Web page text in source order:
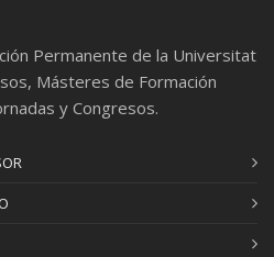
LA INNOVACIÓN
Permanente de la Universitat
Másteres de Formación
y Congresos.